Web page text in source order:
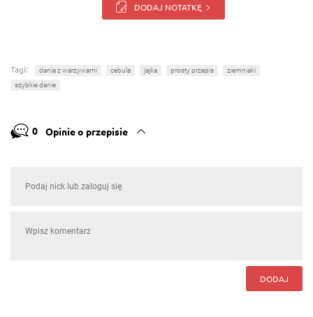
DODAJ NOTATKĘ
Tagi: dania z warzywami cebula jajka prosty przepis
ziemniaki
szybkie danie
0 Opinie o przepisie
DODAJ